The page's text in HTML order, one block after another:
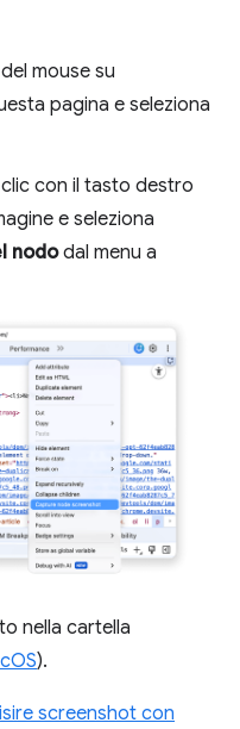
mouse su
pagina e seleziona
con il tasto destro
e seleziona
nododal menu a
nella cartella
).
screenshot con